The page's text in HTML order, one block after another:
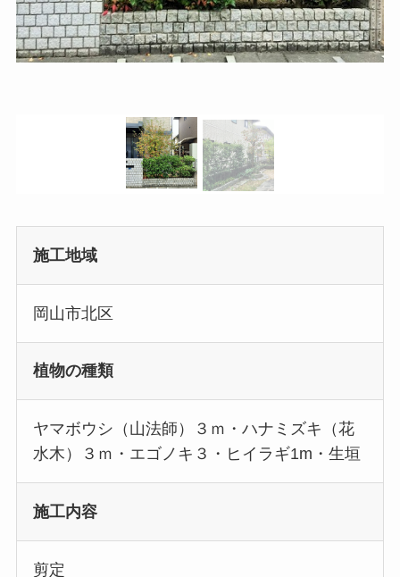
施工地域
岡山市北区
植物の種類
ヤマボウシ（山法師）３ｍ・ハナミズキ（花
水木）３ｍ・エゴノキ３・ヒイラギ1m・生垣
施工内容
剪定